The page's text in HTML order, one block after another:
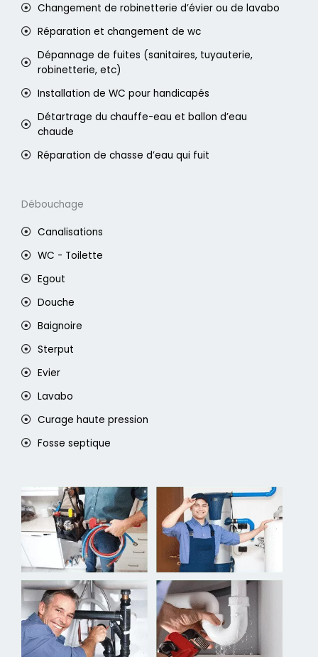
Changement de robinetterie d’évier ou de lavabo
Réparation et changement de wc
Dépannage de fuites (sanitaires, tuyauterie,
robinetterie, etc)
Installation de WC pour handicapés
Détartrage du chauffe-eau et ballon d’eau
chaude
Réparation de chasse d’eau qui fuit
Débouchage
Canalisations
WC - Toilette
Egout
Douche
Baignoire
Sterput
Evier
Lavabo
Curage haute pression
Fosse septique